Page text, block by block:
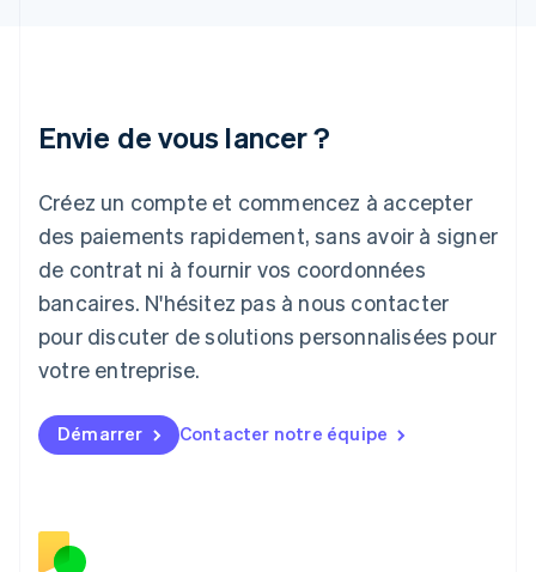
Envie de vous lancer ?
Créez un compte et commencez à accepter
des paiements rapidement, sans avoir à signer
de contrat ni à fournir vos coordonnées
bancaires. N'hésitez pas à nous contacter
pour discuter de solutions personnalisées pour
votre entreprise.
Démarrer Contacter notre équipe
Japon
Lettonie
English
Liechtenstein
DeutschEnglish
Lituanie
Luxembourg
FrançaisDeutschEnglish
English简体中文
Malte
English